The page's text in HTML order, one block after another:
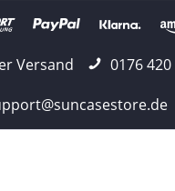
Versand
0176